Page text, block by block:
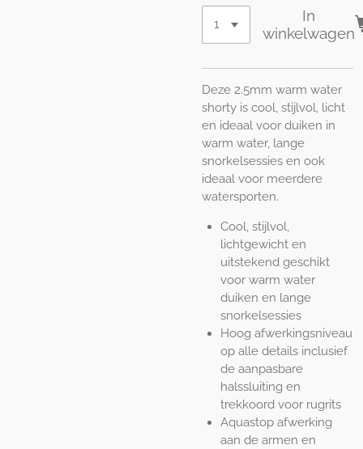
In
winkelwagen
Deze 2.5mm warm water
shorty is cool, stijlvol, licht
en ideaal voor duiken in
warm water, lange
snorkelsessies en ook
ideaal voor meerdere
watersporten.
Cool, stijlvol,
lichtgewicht en
uitstekend geschikt
voor warm water
duiken en lange
snorkelsessies
Hoog afwerkingsniveau
op alle details inclusief
de aanpasbare
halssluiting en
trekkoord voor rugrits
Aquastop afwerking
aan de armen en